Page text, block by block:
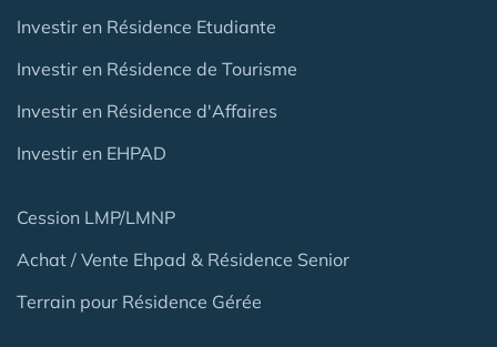
Investir en Résidence Etudiante
Investir en Résidence de Tourisme
Investir en Résidence d'Affaires
Investir en EHPAD
Cession LMP/LMNP
Achat / Vente Ehpad & Résidence Senior
Terrain pour Résidence Gérée